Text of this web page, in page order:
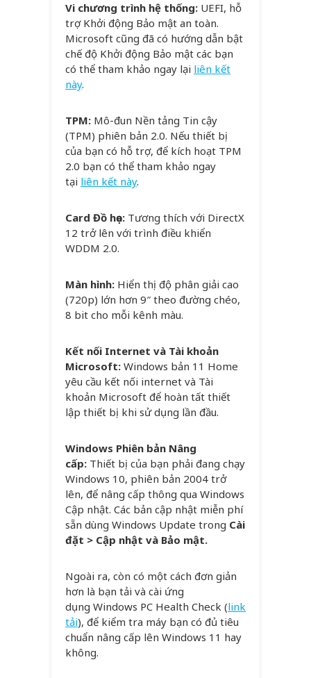
Vi chương trình hệ thống: UEFI, hỗ
trợ Khởi động Bảo mật an toàn.
Microsoft cũng đã có hướng dẫn bật
chế độ Khởi động Bảo mật các bạn
có thể tham khảo ngay lại liên kết
này.
TPM: Mô-đun Nền tảng Tin cậy
(TPM) phiên bản 2.0. Nếu thiết bị
của bạn có hỗ trợ, để kích hoạt TPM
2.0 bạn có thể tham khảo ngay
tại liên kết này.
Card Đồ họa: Tương thích với DirectX
12 trở lên với trình điều khiển
WDDM 2.0.
Màn hình: Hiển thị độ phân giải cao
(720p) lớn hơn 9″ theo đường chéo,
8 bit cho mỗi kênh màu.
Kết nối Internet và Tài khoản
Microsoft: Windows bản 11 Home
yêu cầu kết nối internet và Tài
khoản Microsoft để hoàn tất thiết
lập thiết bị khi sử dụng lần đầu.
Windows Phiên bản Nâng
cấp: Thiết bị của bạn phải đang chạy
Windows 10, phiên bản 2004 trở
lên, để nâng cấp thông qua Windows
Cập nhật. Các bản cập nhật miễn phí
sẵn dùng Windows Update trong Cài
đặt > Cập nhật và Bảo mật.
Ngoài ra, còn có một cách đơn giản
hơn là bạn tải và cài ứng
dụng Windows PC Health Check (link
tải), để kiểm tra máy bạn có đủ tiêu
chuẩn nâng cấp lên Windows 11 hay
không.